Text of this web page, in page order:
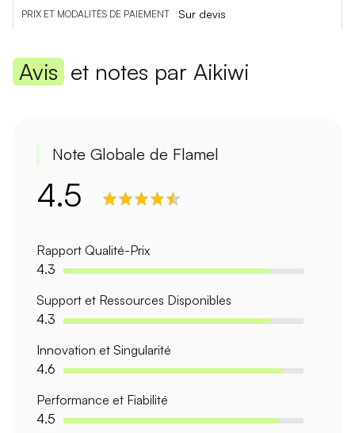
Sur devis
Avis et notes par Aikiwi
Note Globale de Flamel
4.5
Rapport Qualité-Prix
4.3
Support et Ressources Disponibles
4.3
Innovation et Singularité
4.6
Performance et Fiabilité
4.5